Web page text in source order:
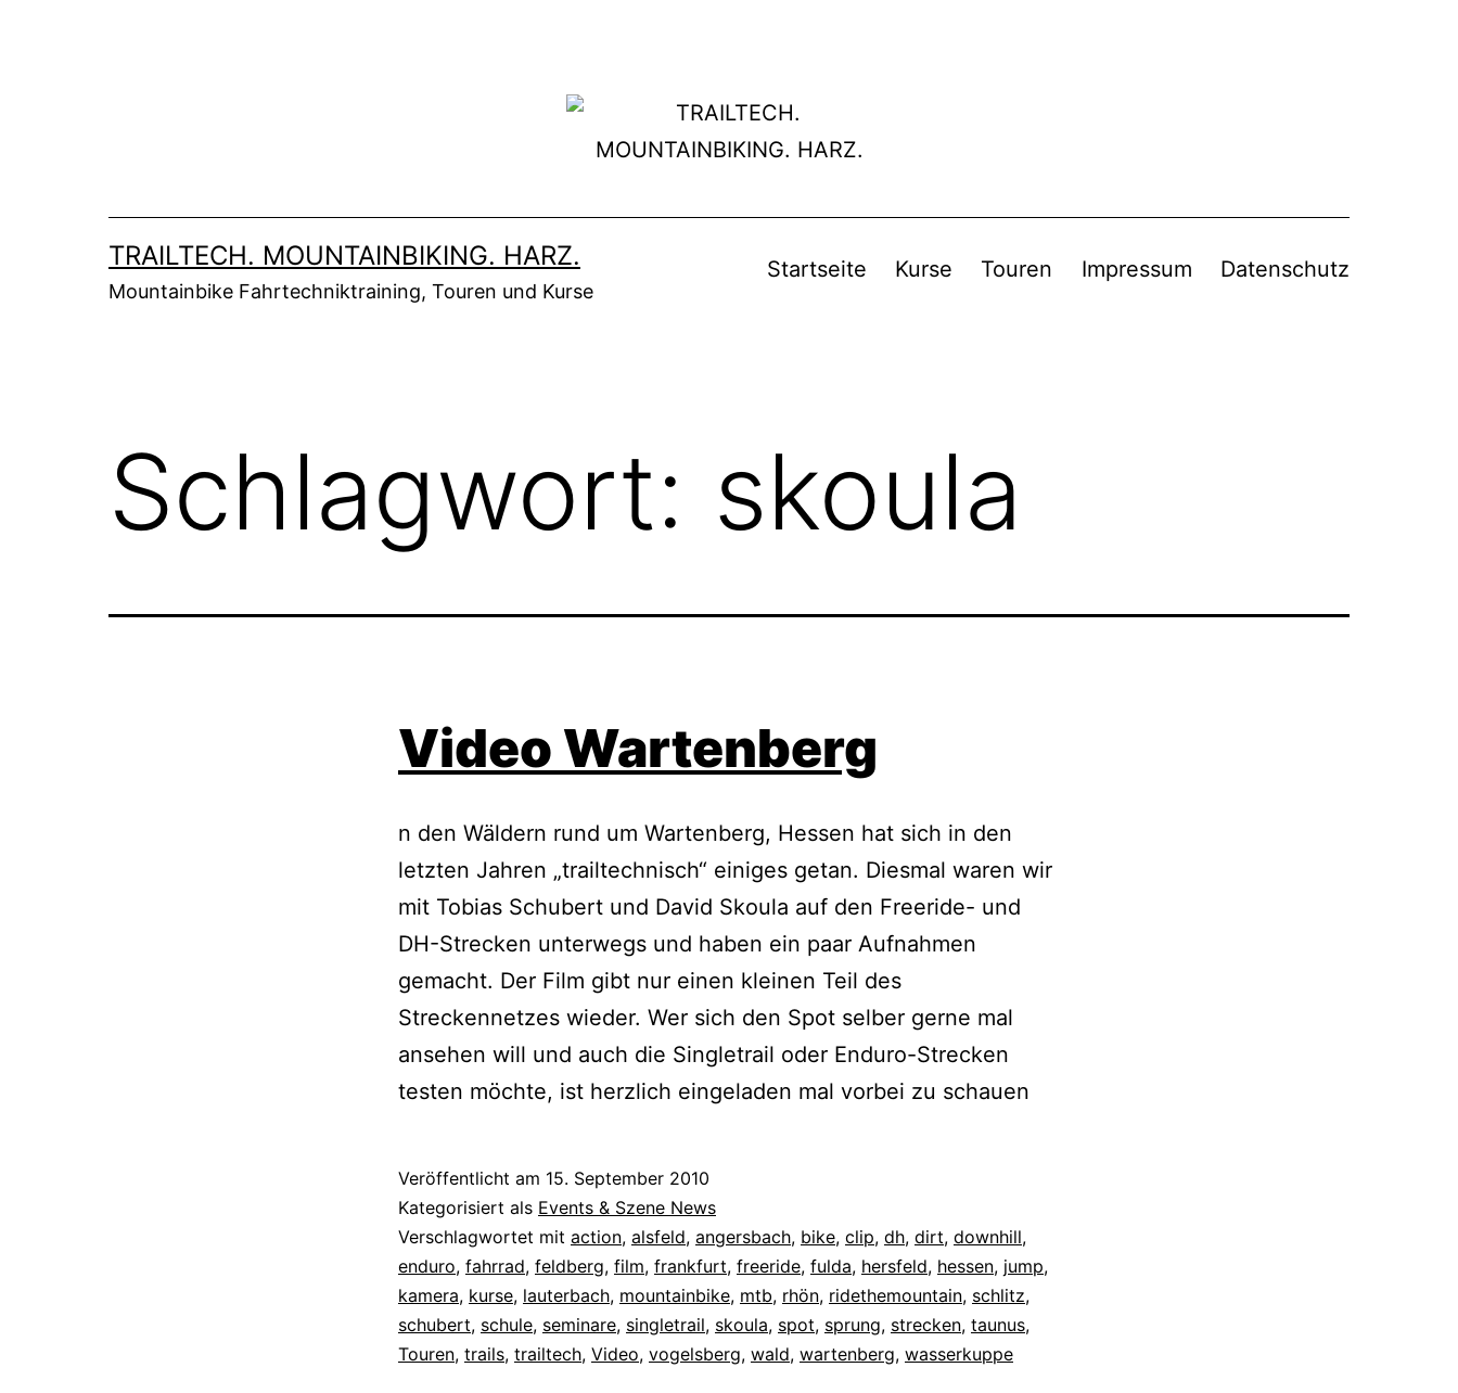
TRAILTECH. MOUNTAINBIKING. HARZ.
Mountainbike Fahrtechniktraining, Touren und Kurse
Startseite Kurse Touren Impressum Datenschutz
Schlagwort: skoula
Video Wartenberg
n den Wäldern rund um Wartenberg, Hessen hat sich in den
letzten Jahren „trailtechnisch“ einiges getan. Diesmal waren wir
mit Tobias Schubert und David Skoula auf den Freeride- und
DH-Strecken unterwegs und haben ein paar Aufnahmen
gemacht. Der Film gibt nur einen kleinen Teil des
Streckennetzes wieder. Wer sich den Spot selber gerne mal
ansehen will und auch die Singletrail oder Enduro-Strecken
testen möchte, ist herzlich eingeladen mal vorbei zu schauen
Veröffentlicht am 15. September 2010
Kategorisiert als Events & Szene News
Verschlagwortet mit action, alsfeld, angersbach, bike, clip, dh, dirt, downhill,
enduro, fahrrad, feldberg, film, frankfurt, freeride, fulda, hersfeld, hessen, jump,
kamera, kurse, lauterbach, mountainbike, mtb, rhön, ridethemountain, schlitz,
schubert, schule, seminare, singletrail, skoula, spot, sprung, strecken, taunus,
Touren, trails, trailtech, Video, vogelsberg, wald, wartenberg, wasserkuppe